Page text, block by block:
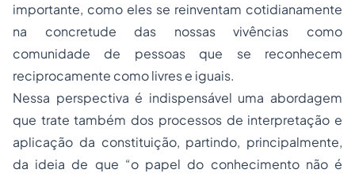
importante, como eles se reinventam cotidianamente
na concretude das nossas vivências como
comunidade de pessoas que se reconhecem
reciprocamente como livres e iguais.
Nessa perspectiva é indispensável uma abordagem
que trate também dos processos de interpretação e
aplicação da constituição, partindo, principalmente,
da ideia de que “o papel do conhecimento não é